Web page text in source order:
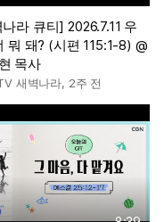
라 큐티] 2026.7.11 우
뭐 돼? (시편 115:1-8) @
목사
새벽나라, 2주 전